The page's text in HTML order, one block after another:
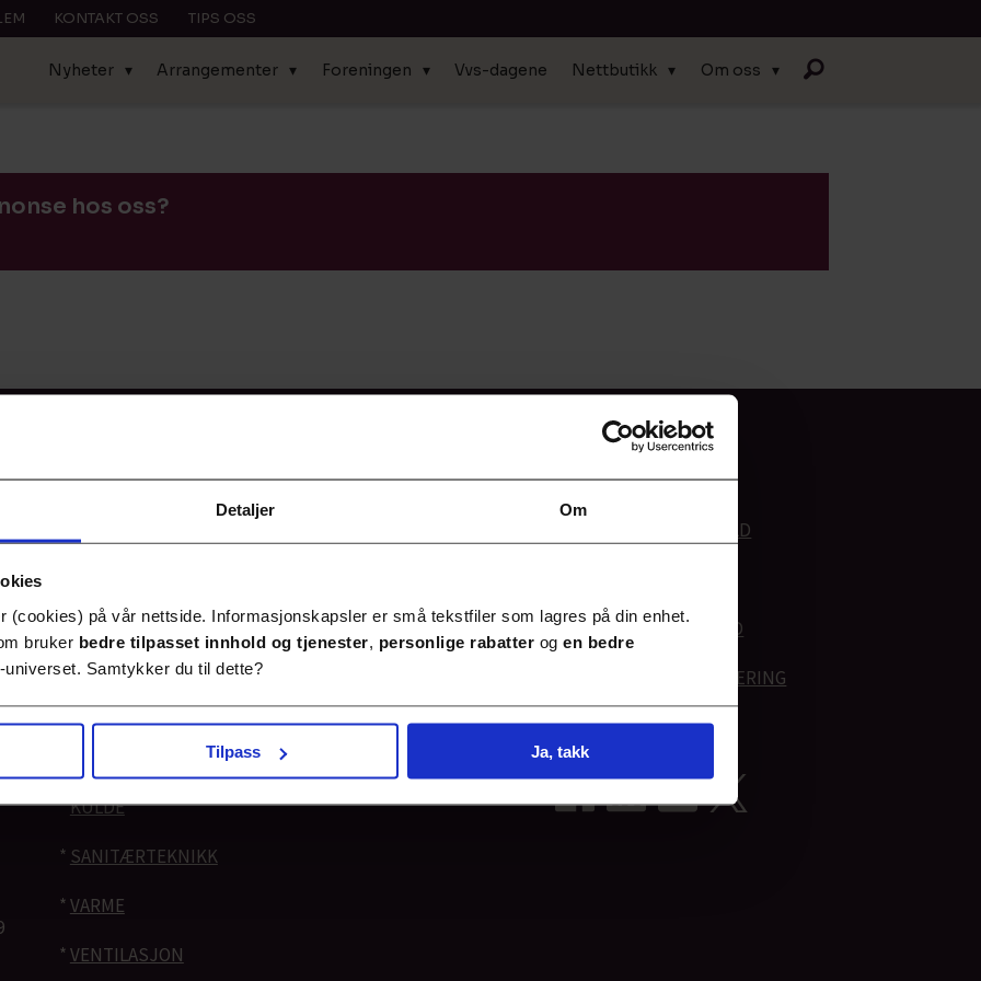
Detaljer Om
(cookies) på vår nettside. Informasjonskapsler er små tekstfiler som lagres på din enhet.
bruker bedre tilpasset innhold og tjenester, personlige rabatter og en bedre
universet. Samtykker du til dette?
Tilpass Ja, takk
KONTAKT OSS TIPS OSS
Nyheter Arrangementer Foreningen Vvs-dagene Nettbutikk Om oss
hos oss?
KATEGORIER
*BYGGDRIFT
*ENERGI OG MILJØ
*JOBB
*KULDE
* SANITÆRTEKNIKK
*VARME
*VENTILASJON
NYTTIGE LENKER
*ARRANGEMENTER
* KOMPETANSEBIBLIOTEKET
*VVSKUNNSKAP
* LEDIGE STILLINGER
ANNONSER
ANNONSØRINNHOLD
*ANNONSE I FAGBLAD
PERSONVERNERKLÆRING